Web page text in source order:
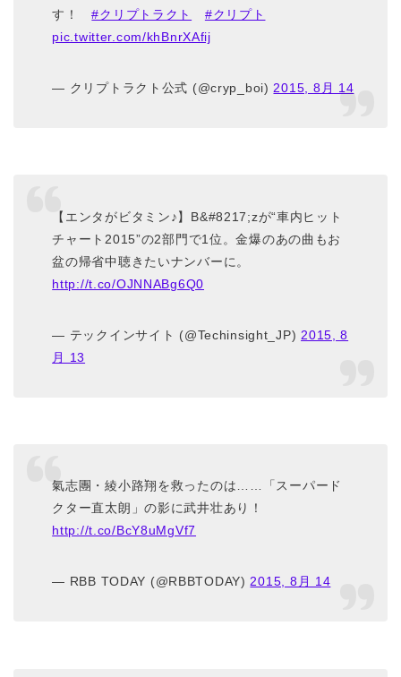
す！#クリプトラクト
#クリプト
pic.twitter.com/khBnrXAfij
— クリプトラクト公式 (@cryp_boi) 2015, 8月 14
【エンタがビタミン♪】B&#8217;zが“車内ヒット
チャート2015”の2部門で1位。金爆のあの曲もお
盆の帰省中聴きたいナンバーに。
http://t.co/OJNNABg6Q0
— テックインサイト (@Techinsight_JP) 2015, 8
月 13
氣志團・綾小路翔を救ったのは……「スーパード
クター直太朗」の影に武井壮あり！
http://t.co/BcY8uMgVf7
— RBB TODAY (@RBBTODAY)2015, 8月 14